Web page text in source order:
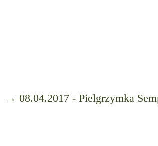
→ 08.04.2017 - Pielgrzymka